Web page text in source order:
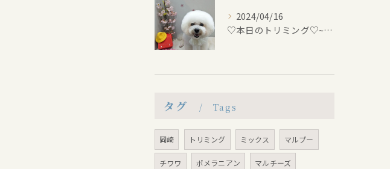
2024/04/16
♡本日のトリミング♡⁠~岡崎トリミングサロン~
タグ Tags
岡崎 トリミング ミックス マルプー
チワワ ポメラニアン マルチーズ